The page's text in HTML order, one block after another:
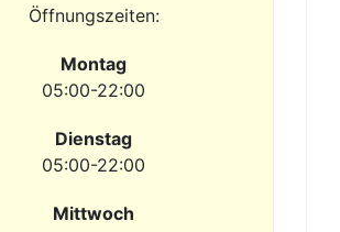
Öffnungszeiten:
Montag
05:00-22:00
Dienstag
05:00-22:00
Mittwoch